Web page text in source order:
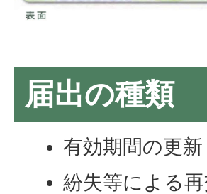
届出の種類
有効期間の更新
紛失等による